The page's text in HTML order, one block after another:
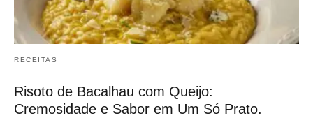
RECEITAS
Risoto de Bacalhau com Queijo:
Cremosidade e Sabor em Um Só Prato.